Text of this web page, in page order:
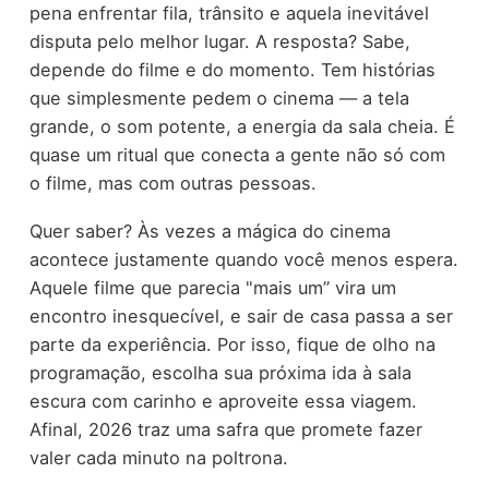
pena enfrentar fila, trânsito e aquela inevitável
disputa pelo melhor lugar. A resposta? Sabe,
depende do filme e do momento. Tem histórias
que simplesmente pedem o cinema — a tela
grande, o som potente, a energia da sala cheia. É
quase um ritual que conecta a gente não só com
o filme, mas com outras pessoas.
Quer saber? Às vezes a mágica do cinema
acontece justamente quando você menos espera.
Aquele filme que parecia "mais um” vira um
encontro inesquecível, e sair de casa passa a ser
parte da experiência. Por isso, fique de olho na
programação, escolha sua próxima ida à sala
escura com carinho e aproveite essa viagem.
Afinal, 2026 traz uma safra que promete fazer
valer cada minuto na poltrona.